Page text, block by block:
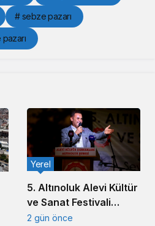
# sebze pazarı
5. Altınoluk Alevi Kültür
ve Sanat Festivali
Başladı
Yerel
2 gün önce